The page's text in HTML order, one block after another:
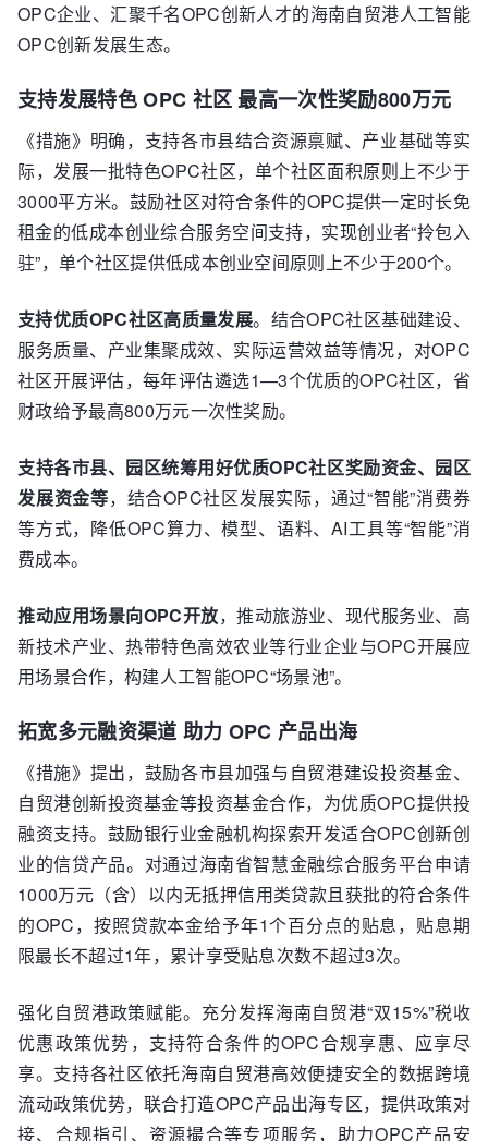
OPC企业、汇聚千名OPC创新人才的海南自贸港人工智能
OPC创新发展生态。
支持发展特色 OPC 社区 最高一次性奖励800万元
《措施》明确，支持各市县结合资源禀赋、产业基础等实
际，发展一批特色OPC社区，单个社区面积原则上不少于
3000平方米。鼓励社区对符合条件的OPC提供一定时长免
租金的低成本创业综合服务空间支持，实现创业者“拎包入
驻”，单个社区提供低成本创业空间原则上不少于200个。
支持优质OPC社区高质量发展。结合OPC社区基础建设、
服务质量、产业集聚成效、实际运营效益等情况，对OPC
社区开展评估，每年评估遴选1—3个优质的OPC社区，省
财政给予最高800万元一次性奖励。
支持各市县、园区统筹用好优质OPC社区奖励资金、园区
发展资金等，结合OPC社区发展实际，通过“智能”消费券
等方式，降低OPC算力、模型、语料、AI工具等“智能”消
费成本。
推动应用场景向OPC开放，推动旅游业、现代服务业、高
新技术产业、热带特色高效农业等行业企业与OPC开展应
用场景合作，构建人工智能OPC“场景池”。
拓宽多元融资渠道 助力 OPC 产品出海
《措施》提出，鼓励各市县加强与自贸港建设投资基金、
自贸港创新投资基金等投资基金合作，为优质OPC提供投
融资支持。鼓励银行业金融机构探索开发适合OPC创新创
业的信贷产品。对通过海南省智慧金融综合服务平台申请
1000万元（含）以内无抵押信用类贷款且获批的符合条件
的OPC，按照贷款本金给予年1个百分点的贴息，贴息期
限最长不超过1年，累计享受贴息次数不超过3次。
强化自贸港政策赋能。充分发挥海南自贸港“双15%”税收
优惠政策优势，支持符合条件的OPC合规享惠、应享尽
享。支持各社区依托海南自贸港高效便捷安全的数据跨境
流动政策优势，联合打造OPC产品出海专区，提供政策对
接、合规指引、资源撮合等专项服务，助力OPC产品安